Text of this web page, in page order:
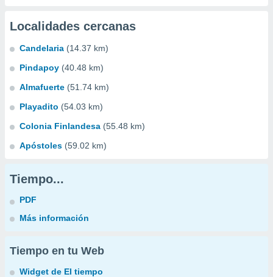
Localidades cercanas
Candelaria (14.37 km)
Pindapoy (40.48 km)
Almafuerte (51.74 km)
Playadito (54.03 km)
Colonia Finlandesa (55.48 km)
Apóstoles (59.02 km)
Tiempo...
PDF
Más información
Tiempo en tu Web
Widget de El tiempo